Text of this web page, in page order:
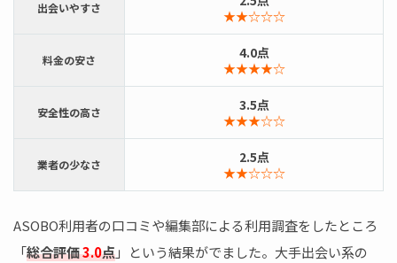
出会いやすさ
★★☆☆☆
料金の安さ
4.0点
★★★★☆
安全性の高さ
3.5点
★★★☆☆
業者の少なさ
2.5点
★★☆☆☆
ASOBO利用者の口コミや編集部による利用調査をしたところ
「総合評価3.0点」という結果がでました。大手出会い系の